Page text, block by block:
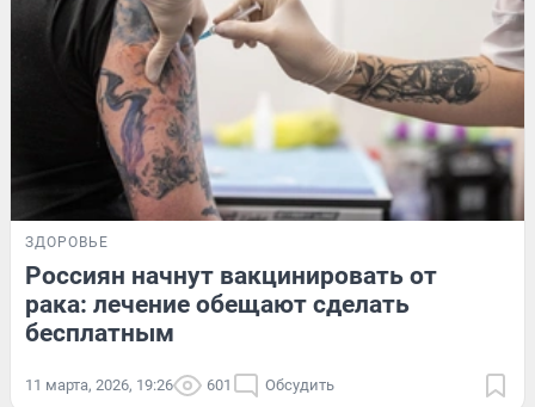
ЗДОРОВЬЕ
Россиян начнут вакцинировать от
рака: лечение обещают сделать
бесплатным
11 марта, 2026, 19:26 601 Обсудить